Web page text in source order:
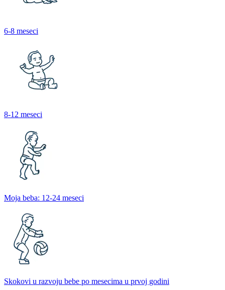
6-8 meseci
8-12 meseci
Moja beba: 12-24 meseci
Skokovi u razvoju bebe po mesecima u prvoj godini